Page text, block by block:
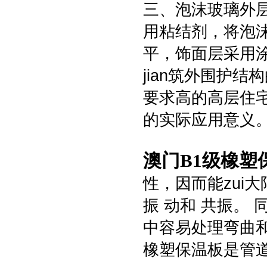
三、泡沫玻璃外
用粘结剂，将泡
平，饰面层采用
jian筑外围护结
要求高的高层住
的实际应用意义
澳门B1级橡塑
性，因而能zui大
振 动和 共振。
中容易处理弯曲
橡塑保温板是管